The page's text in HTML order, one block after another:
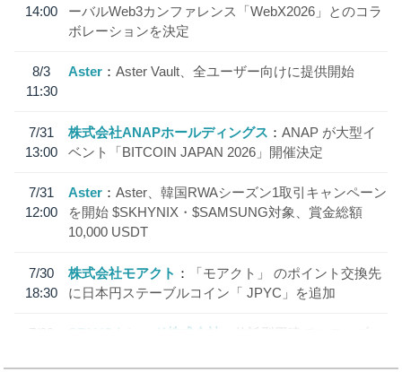
14:00
ーバルWeb3カンファレンス「WebX2026」とのコラ
ボレーションを決定
8/3
11:30
Aster Aster Vault、全ユーザー向けに提供開始
7/31
13:00
株式会社ANAPホールディングス
ANAP が大型イ
ベント「BITCOIN JAPAN 2026」開催決定
7/31
12:00
Aster
Aster、韓国RWAシーズン1取引キャンペーン
を開始 $SKHYNIX・$SAMSUNG対象、賞金総額
10,000 USDT
7/30
18:30
株式会社モアクト
「モアクト」 のポイント交換先
に日本円ステーブルコイン「 JPYC」を追加
7/29
SBI VCトレード株式会社
信託型円建てステーブル